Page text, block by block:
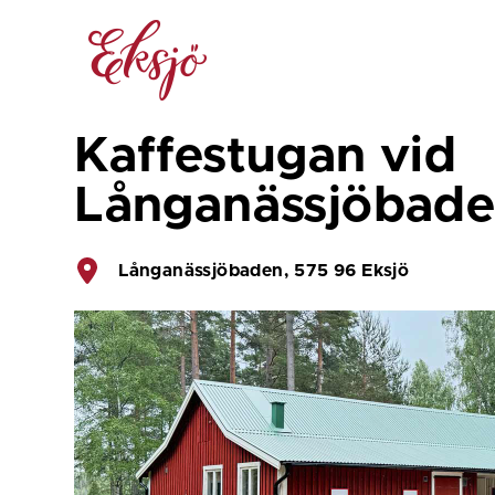
Kaffestugan vid
Långanässjöbaden, 575 96 Eksjö